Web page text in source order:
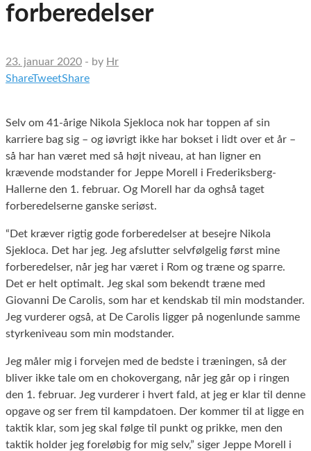
forberedelser
23. januar 2020 - by Hr
ShareTweetShare
Selv om 41-årige Nikola Sjekloca nok har toppen af sin
karriere bag sig – og iøvrigt ikke har bokset i lidt over et år –
så har han været med så højt niveau, at han ligner en
krævende modstander for Jeppe Morell i Frederiksberg-
Hallerne den 1. februar. Og Morell har da oghså taget
forberedelserne ganske seriøst.
“Det kræver rigtig gode forberedelser at besejre Nikola
Sjekloca. Det har jeg. Jeg afslutter selvfølgelig først mine
forberedelser, når jeg har været i Rom og træne og sparre.
Det er helt optimalt. Jeg skal som bekendt træne med
Giovanni De Carolis, som har et kendskab til min modstander.
Jeg vurderer også, at De Carolis ligger på nogenlunde samme
styrkeniveau som min modstander.
Jeg måler mig i forvejen med de bedste i træningen, så der
bliver ikke tale om en chokovergang, når jeg går op i ringen
den 1. februar. Jeg vurderer i hvert fald, at jeg er klar til denne
opgave og ser frem til kampdatoen. Der kommer til at ligge en
taktik klar, som jeg skal følge til punkt og prikke, men den
taktik holder jeg foreløbig for mig selv,” siger Jeppe Morell i